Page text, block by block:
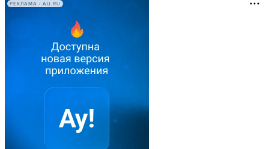
РЕКЛАМА • AU.RU